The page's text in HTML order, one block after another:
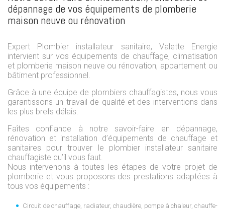
dépannage de vos équipements de plomberie
maison neuve ou rénovation
Expert Plombier installateur sanitaire, Valette Energie
intervient sur vos équipements de chauffage, climatisation
et plomberie maison neuve ou rénovation, appartement ou
bâtiment professionnel.
Grâce à une équipe de plombiers chauffagistes, nous vous
garantissons un travail de qualité et des interventions dans
les plus brefs délais.
Faîtes confiance à notre savoir-faire en dépannage,
rénovation et installation d’équipements de chauffage et
sanitaires pour trouver le plombier installateur sanitaire
chauffagiste qu’il vous faut.
Nous intervenons à toutes les étapes de votre projet de
plomberie et vous proposons des prestations adaptées à
tous vos équipements :
Circuit de chauffage, radiateur, chaudière, pompe à chaleur, chauffe-